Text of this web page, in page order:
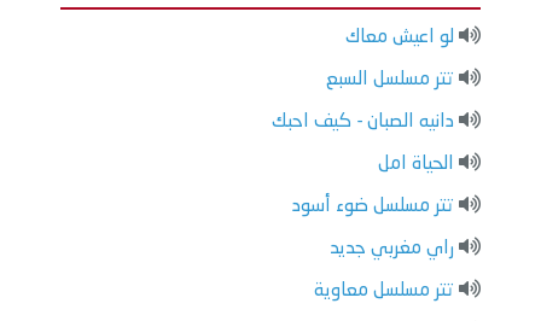
لو اعيش معاك
تتر مسلسل السبع
دانيه الصبان - كيف احبك
الحياة امل
تتر مسلسل ضوء أسود
راي مغربي جديد
تتر مسلسل معاوية